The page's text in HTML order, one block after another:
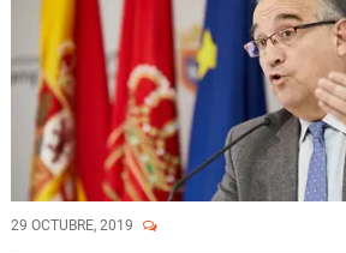
29 OCTUBRE, 2019